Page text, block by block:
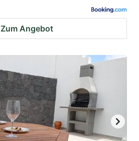
Zum Angebot